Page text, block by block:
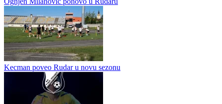
Rudar Prijedor predstavio sportskog direktora i novog šefa stručnog
štaba